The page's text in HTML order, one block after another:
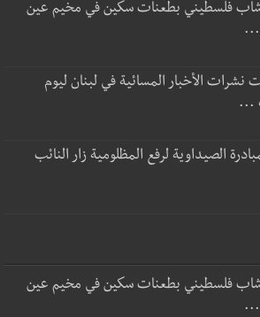
شاب فلسطيني بطعنات سكين في مخيم عين
...
نشرات الأخبار المسائية في لبنان ليوم
...
الصيداوية لرفع المظلومية زار النائب
شاب فلسطيني بطعنات سكين في مخيم عين
...